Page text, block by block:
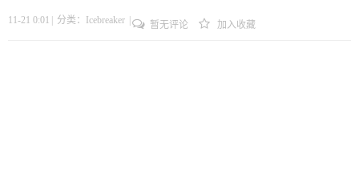
11-21 0:01 分类： Icebreaker 暂无评论 加入收藏